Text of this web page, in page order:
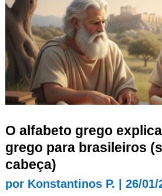
O alfabeto grego
grego para brasileiros
cabeça)
por Konstantinos P. 26/01/